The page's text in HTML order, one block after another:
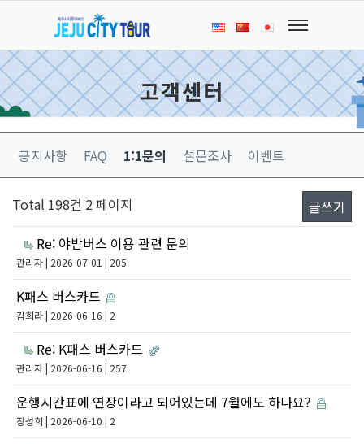
고객센터
공지사항 FAQ 1:1문의 설문조사 이벤트
Total 198건 2 페이지
글쓰기
Re: 야밤버스 이용 관련 문의
관리자| 2026-07-01 | 205
K패스 버스카드
김희라| 2026-06-16 | 2
Re: K패스 버스카드
관리자| 2026-06-16 | 257
운행시간표에 연장이라고 되어있는데 7월에도 하나요?
장성희 | 2026-06-10 | 2